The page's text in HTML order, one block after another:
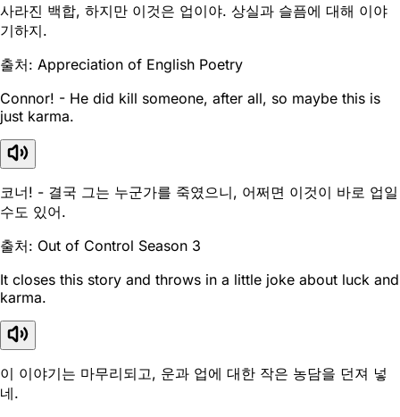
사라진 백합, 하지만 이것은 업이야. 상실과 슬픔에 대해 이야
기하지.
출처: Appreciation of English Poetry
Connor! - He did kill someone, after all, so maybe this is
just karma.
코너! - 결국 그는 누군가를 죽였으니, 어쩌면 이것이 바로 업일
수도 있어.
출처: Out of Control Season 3
It closes this story and throws in a little joke about luck and
karma.
이 이야기는 마무리되고, 운과 업에 대한 작은 농담을 던져 넣
네.